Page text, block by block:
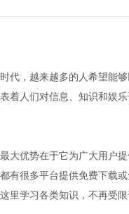
代，越来越多的人希望能
着人们对信息、知识和娱
大优势在于它为广大用户
有很多平台提供免费下载
里学习各类知识，不再受